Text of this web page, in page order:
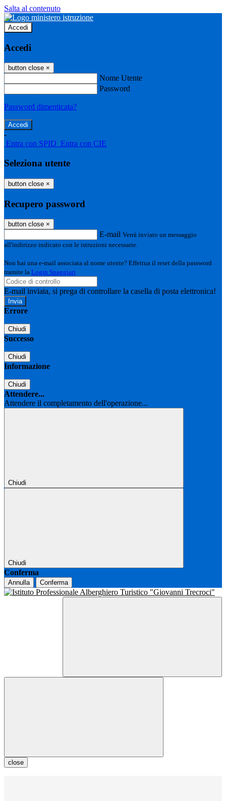
Salta al contenuto
Accedi
Accedi
button close ×
Nome Utente
Password
Password dimenticata?
-
Entra con SPID Entra con CIE
Seleziona utente
button close ×
Recupero password
button close ×
E-mail Verrà inviato un messaggio
all'indirizzo indicato con le istruzioni necessarie.
Non hai una e-mail associata al nome utente? Effettua il reset della password
tramite la Login Spaggiari
E-mail inviata, si prega di controllare la casella di posta elettronica!
Errore
Chiudi
Successo
Chiudi
Informazione
Chiudi
Attendere...
Attendere il completamento dell'operazione...
Chiudi
Chiudi
Conferma
Annulla Conferma
close